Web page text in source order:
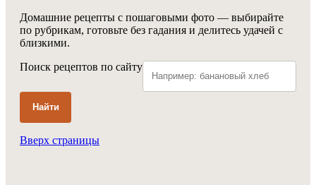
Домашние рецепты с пошаговыми фото — выбирайте
по рубрикам, готовьте без гадания и делитесь удачей с
близкими.
Поиск рецептов по сайту
Найти
Вверх страницы